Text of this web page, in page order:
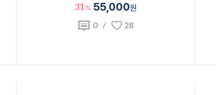
31% 55,000원
0/ 28